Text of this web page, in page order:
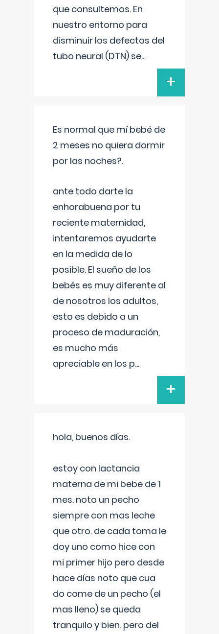
que consultemos. En
nuestro entorno para
disminuir los defectos del
tubo neural (DTN) se...
+
Es normal que mí bebé de
2 meses no quiera dormir
por las noches?.
ante todo darte la
enhorabuena por tu
reciente maternidad,
intentaremos ayudarte
en la medida de lo
posible. El sueño de los
bebés es muy diferente al
de nosotros los adultos,
esto es debido a un
proceso de maduración,
es mucho más
apreciable en los p...
+
hola, buenos días.
estoy con lactancia
materna de mi bebe de 1
mes. noto un pecho
siempre con mas leche
que otro. de cada toma le
doy uno como hice con
mi primer hijo pero desde
hace días noto que cua
do come de un pecho (el
mas lleno) se queda
tranquilo y bien. pero del